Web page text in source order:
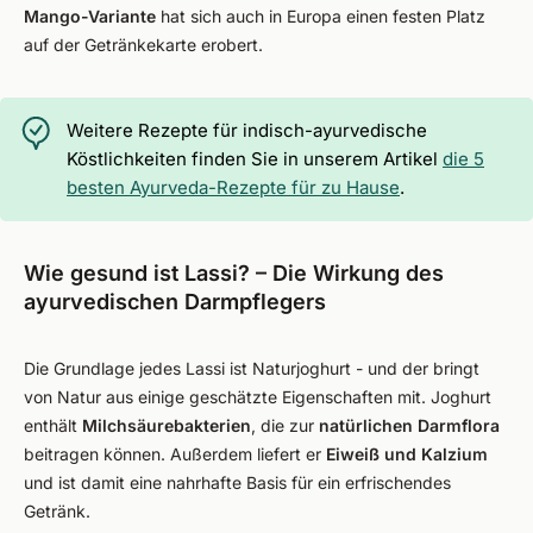
Mango-Variante hat sich auch in Europa einen festen Platz
auf der Getränkekarte erobert.
Weitere Rezepte für indisch-ayurvedische
Köstlichkeiten finden Sie in unserem Artikel die 5
besten Ayurveda-Rezepte für zu Hause.
Wie gesund ist Lassi? – Die Wirkung des
ayurvedischen Darmpflegers
Die Grundlage jedes Lassi ist Naturjoghurt - und der bringt
von Natur aus einige geschätzte Eigenschaften mit. Joghurt
enthält Milchsäurebakterien, die zur natürlichen Darmflora
beitragen können. Außerdem liefert er Eiweiß und Kalzium
und ist damit eine nahrhafte Basis für ein erfrischendes
Getränk.